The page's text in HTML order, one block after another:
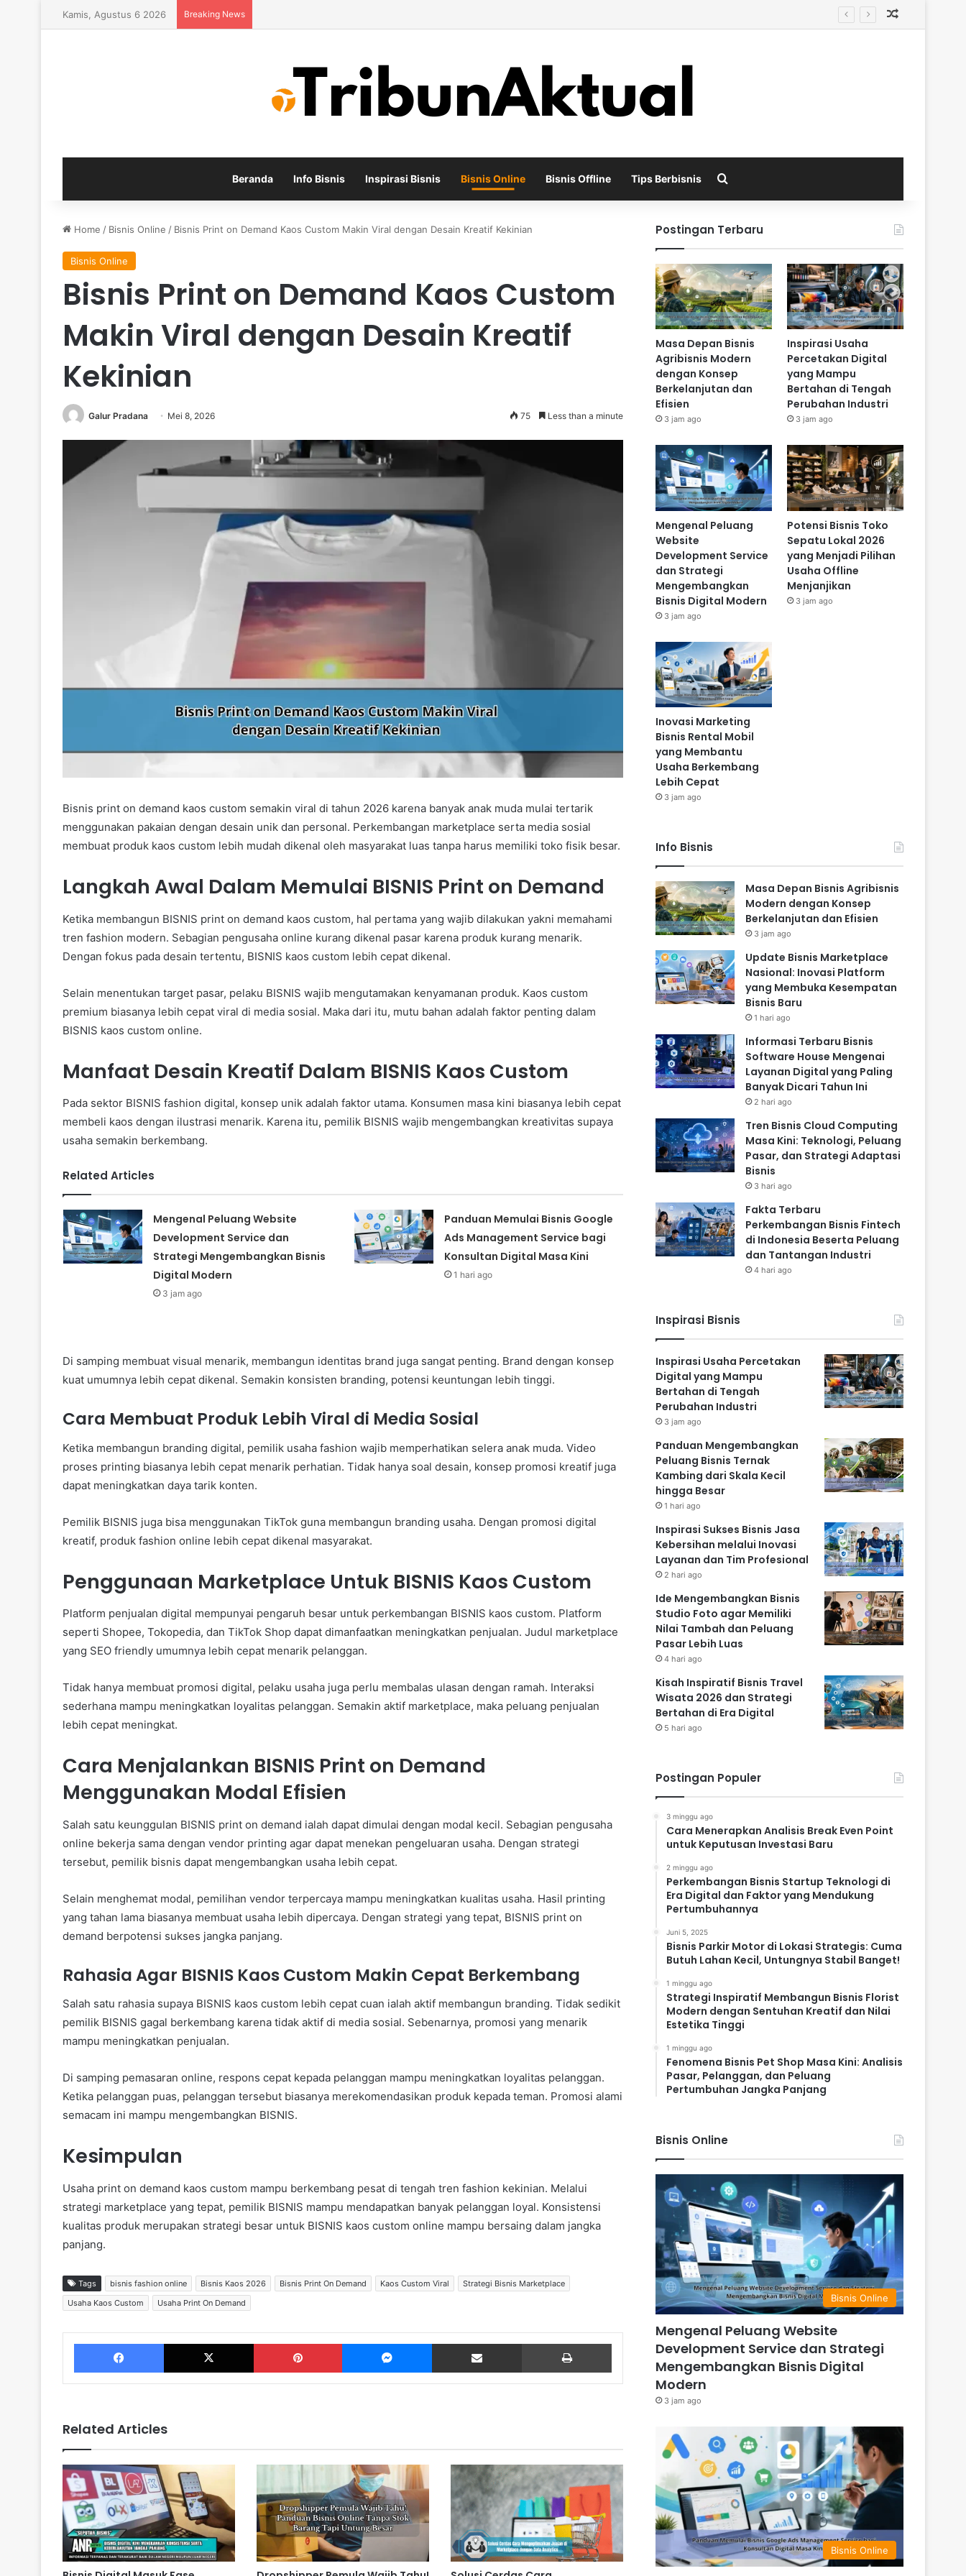
Kamis, Agustus 6 2026 Breaking News
Beranda Info Bisnis Inspirasi Bisnis Bisnis Online Bisnis Offline Tips Berbisnis Search for
Home / Bisnis Online / Bisnis Print on Demand Kaos Custom Makin Viral dengan Desain Kreatif Kekinian
Bisnis Online
Bisnis Print on Demand Kaos Custom
Makin Viral dengan Desain Kreatif
Kekinian
Galur Pradana Mei 8, 2026 75 Less than a minute
Bisnis print on demand kaos custom semakin viral di tahun 2026 karena banyak anak muda mulai tertarik
menggunakan pakaian dengan desain unik dan personal. Perkembangan marketplace serta media sosial
membuat produk kaos custom lebih mudah dikenal oleh masyarakat luas tanpa harus memiliki toko fisik besar.
Langkah Awal Dalam Memulai BISNIS Print on Demand
Ketika membangun BISNIS print on demand kaos custom, hal pertama yang wajib dilakukan yakni memahami
tren fashion modern. Sebagian pengusaha online kurang dikenal pasar karena produk kurang menarik.
Dengan fokus pada desain tertentu, BISNIS kaos custom lebih cepat dikenal.
Selain menentukan target pasar, pelaku BISNIS wajib mengutamakan kenyamanan produk. Kaos custom
premium biasanya lebih cepat viral di media sosial. Maka dari itu, mutu bahan adalah faktor penting dalam
BISNIS kaos custom online.
Manfaat Desain Kreatif Dalam BISNIS Kaos Custom
Pada sektor BISNIS fashion digital, konsep unik adalah faktor utama. Konsumen masa kini biasanya lebih cepat
membeli kaos dengan ilustrasi menarik. Karena itu, pemilik BISNIS wajib mengembangkan kreativitas supaya
usaha semakin berkembang.
Related Articles
Mengenal Peluang Website
Development Service dan
Strategi Mengembangkan Bisnis
Digital Modern
3 jam ago
Panduan Memulai Bisnis Google
Ads Management Service bagi
Konsultan Digital Masa Kini
1 hari ago
Di samping membuat visual menarik, membangun identitas brand juga sangat penting. Brand dengan konsep
kuat umumnya lebih cepat dikenal. Semakin konsisten branding, potensi keuntungan lebih tinggi.
Cara Membuat Produk Lebih Viral di Media Sosial
Ketika membangun branding digital, pemilik usaha fashion wajib memperhatikan selera anak muda. Video
proses printing biasanya lebih cepat menarik perhatian. Tidak hanya soal desain, konsep promosi kreatif juga
dapat meningkatkan daya tarik konten.
Pemilik BISNIS juga bisa menggunakan TikTok guna membangun branding usaha. Dengan promosi digital
kreatif, produk fashion online lebih cepat dikenal masyarakat.
Penggunaan Marketplace Untuk BISNIS Kaos Custom
Platform penjualan digital mempunyai pengaruh besar untuk perkembangan BISNIS kaos custom. Platform
seperti Shopee, Tokopedia, dan TikTok Shop dapat dimanfaatkan meningkatkan penjualan. Judul marketplace
yang SEO friendly umumnya lebih cepat menarik pelanggan.
Tidak hanya membuat promosi digital, pelaku usaha juga perlu membalas ulasan dengan ramah. Interaksi
sederhana mampu meningkatkan loyalitas pelanggan. Semakin aktif marketplace, maka peluang penjualan
lebih cepat meningkat.
Cara Menjalankan BISNIS Print on Demand
Menggunakan Modal Efisien
Salah satu keunggulan BISNIS print on demand ialah dapat dimulai dengan modal kecil. Sebagian pengusaha
online bekerja sama dengan vendor printing agar dapat menekan pengeluaran usaha. Dengan strategi
tersebut, pemilik bisnis dapat mengembangkan usaha lebih cepat.
Selain menghemat modal, pemilihan vendor terpercaya mampu meningkatkan kualitas usaha. Hasil printing
yang tahan lama biasanya membuat usaha lebih dipercaya. Dengan strategi yang tepat, BISNIS print on
demand berpotensi sukses jangka panjang.
Rahasia Agar BISNIS Kaos Custom Makin Cepat Berkembang
Salah satu rahasia supaya BISNIS kaos custom lebih cepat cuan ialah aktif membangun branding. Tidak sedikit
pemilik BISNIS gagal berkembang karena tidak aktif di media sosial. Sebenarnya, promosi yang menarik
mampu meningkatkan penjualan.
Di samping pemasaran online, respons cepat kepada pelanggan mampu meningkatkan loyalitas pelanggan.
Ketika pelanggan puas, pelanggan tersebut biasanya merekomendasikan produk kepada teman. Promosi alami
semacam ini mampu mengembangkan BISNIS.
Kesimpulan
Usaha print on demand kaos custom mampu berkembang pesat di tengah tren fashion kekinian. Melalui
strategi marketplace yang tepat, pemilik BISNIS mampu mendapatkan banyak pelanggan loyal. Konsistensi
kualitas produk merupakan strategi besar untuk BISNIS kaos custom online mampu bersaing dalam jangka
panjang.
Tags bisnis fashion online Bisnis Kaos 2026 Bisnis Print On Demand Kaos Custom Viral
Strategi Bisnis Marketplace
Usaha Kaos Custom
Usaha Print On Demand
Facebook X Pinterest Messenger Share via Email
Related Articles
Postingan Terbaru
Masa Depan Bisnis
Agribisnis Modern
dengan Konsep
Berkelanjutan dan
Efisien
3 jam ago
Inspirasi Usaha
Percetakan Digital
yang Mampu
Bertahan di Tengah
Perubahan Industri
3 jam ago
Mengenal Peluang
Website
Development Service
dan Strategi
Mengembangkan
Bisnis Digital Modern
3 jam ago
Potensi Bisnis Toko
Sepatu Lokal 2026
yang Menjadi Pilihan
Usaha Offline
Menjanjikan
3 jam ago
Inovasi Marketing
Bisnis Rental Mobil
yang Membantu
Usaha Berkembang
Lebih Cepat
3 jam ago
Info Bisnis
Masa Depan Bisnis Agribisnis
Modern dengan Konsep
Berkelanjutan dan Efisien
3 jam ago
Update Bisnis Marketplace
Nasional: Inovasi Platform
yang Membuka Kesempatan
Bisnis Baru
1 hari ago
Informasi Terbaru Bisnis
Software House Mengenai
Layanan Digital yang Paling
Banyak Dicari Tahun Ini
2 hari ago
Tren Bisnis Cloud Computing
Masa Kini: Teknologi, Peluang
Pasar, dan Strategi Adaptasi
Bisnis
3 hari ago
Fakta Terbaru
Perkembangan Bisnis Fintech
di Indonesia Beserta Peluang
dan Tantangan Industri
4 hari ago
Inspirasi Bisnis
Inspirasi Usaha Percetakan
Digital yang Mampu
Bertahan di Tengah
Perubahan Industri
3 jam ago
Panduan Mengembangkan
Peluang Bisnis Ternak
Kambing dari Skala Kecil
hingga Besar
1 hari ago
Inspirasi Sukses Bisnis Jasa
Kebersihan melalui Inovasi
Layanan dan Tim Profesional
2 hari ago
Ide Mengembangkan Bisnis
Studio Foto agar Memiliki
Nilai Tambah dan Peluang
Pasar Lebih Luas
4 hari ago
Kisah Inspiratif Bisnis Travel
Wisata 2026 dan Strategi
Bertahan di Era Digital
5 hari ago
Postingan Populer
3 minggu ago
Cara Menerapkan Analisis Break Even Point
untuk Keputusan Investasi Baru
2 minggu ago
Perkembangan Bisnis Startup Teknologi di
Era Digital dan Faktor yang Mendukung
Pertumbuhannya
Juni 5, 2025
Bisnis Parkir Motor di Lokasi Strategis: Cuma
Butuh Lahan Kecil, Untungnya Stabil Banget!
1 minggu ago
Strategi Inspiratif Membangun Bisnis Florist
Modern dengan Sentuhan Kreatif dan Nilai
Estetika Tinggi
1 minggu ago
Fenomena Bisnis Pet Shop Masa Kini: Analisis
Pasar, Pelanggan, dan Peluang
Pertumbuhan Jangka Panjang
Bisnis Online
Bisnis Online
Mengenal Peluang Website
Development Service dan Strategi
Mengembangkan Bisnis Digital
Modern
3 jam ago
Bisnis Online